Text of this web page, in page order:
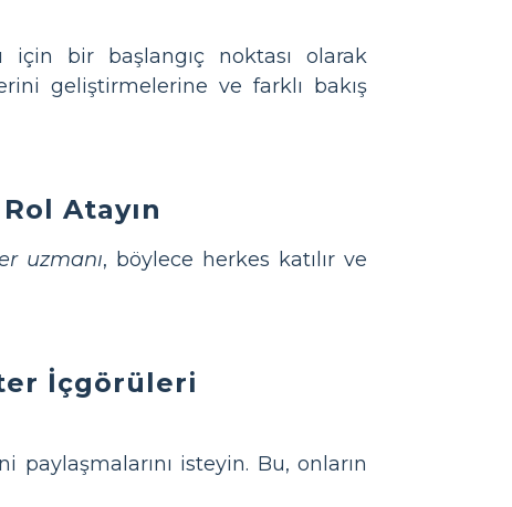
için bir başlangıç noktası olarak
geliştirmelerine ve farklı bakış
Atayın
uzmanı, böylece herkes katılır ve
İçgörüleri
paylaşmalarını isteyin. Bu, onların